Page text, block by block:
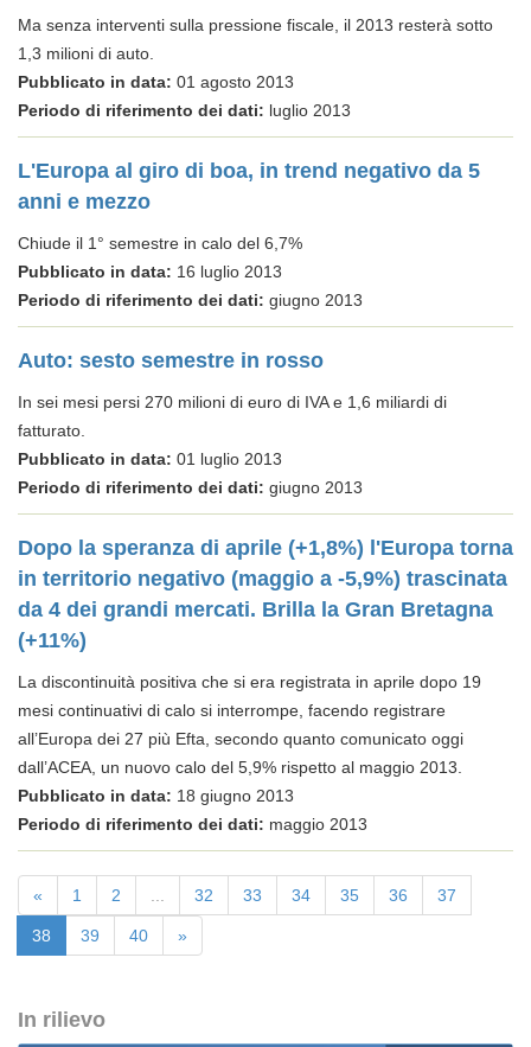
Ma senza interventi sulla pressione fiscale, il 2013 resterà sotto
1,3 milioni di auto.
Pubblicato in data: 01 agosto 2013
Periodo di riferimento dei dati: luglio 2013
L'Europa al giro di boa, in trend negativo da 5
anni e mezzo
Chiude il 1° semestre in calo del 6,7%
Pubblicato in data: 16 luglio 2013
Periodo di riferimento dei dati: giugno 2013
Auto: sesto semestre in rosso
In sei mesi persi 270 milioni di euro di IVA e 1,6 miliardi di
fatturato.
Pubblicato in data: 01 luglio 2013
Periodo di riferimento dei dati: giugno 2013
Dopo la speranza di aprile (+1,8%) l'Europa torna
in territorio negativo (maggio a -5,9%) trascinata
da 4 dei grandi mercati. Brilla la Gran Bretagna
(+11%)
La discontinuità positiva che si era registrata in aprile dopo 19
mesi continuativi di calo si interrompe, facendo registrare
all’Europa dei 27 più Efta, secondo quanto comunicato oggi
dall’ACEA, un nuovo calo del 5,9% rispetto al maggio 2013.
Pubblicato in data: 18 giugno 2013
Periodo di riferimento dei dati: maggio 2013
« 1 2 32 33 34 35 36 37
38 39 40 »
In rilievo